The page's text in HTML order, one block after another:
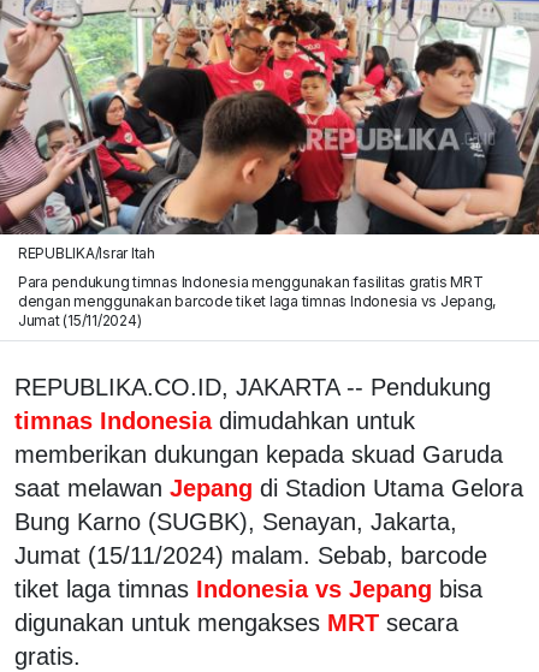
REPUBLIKA/Israr Itah
Para pendukung timnas Indonesia menggunakan fasilitas gratis MRT
dengan menggunakan barcode tiket laga timnas Indonesia vs Jepang,
Jumat (15/11/2024)
REPUBLIKA.CO.ID, JAKARTA -- Pendukung
timnas Indonesia dimudahkan untuk
memberikan dukungan kepada skuad Garuda
saat melawan Jepang di Stadion Utama Gelora
Bung Karno (SUGBK), Senayan, Jakarta,
Jumat (15/11/2024) malam. Sebab, barcode
tiket laga timnas Indonesia vs Jepang bisa
digunakan untuk mengakses MRT secara
gratis.